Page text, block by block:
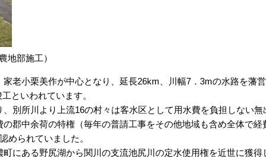
地部施工）
老小栗美作が中心となり、延長26km、川幅7．3mの水路を藩営
といわれています。
別所川より上流16の村々は客水区として用水費を負担しない無
郡中余荷の特権（毎年の普請工事をその他地域も含め全体で経
められていました。
にある野尻湖から関川の支流池尻川の定水使用権を近世に獲得